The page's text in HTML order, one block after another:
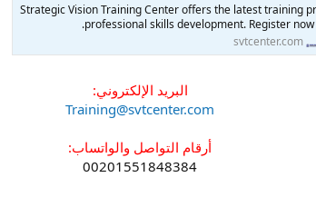
Strategic Vision Training Center offers the latest training
professional skills development. Register
svtcenter.com
البريد الإلكتروني:
Training@svtcenter.com
أرقام التواصل والواتساب:
00201551848384